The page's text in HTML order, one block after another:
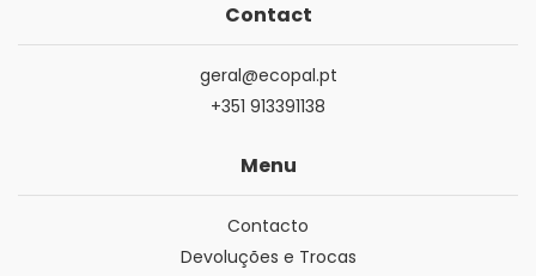
Contact
geral@ecopal.pt
+351 913391138
Menu
Contacto
Devoluções e Trocas